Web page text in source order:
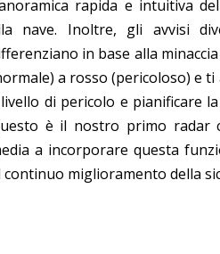
rapida e intuitiva
nave. Inoltre, gli avvisi
in base alla
a rosso (pericoloso) e
di pericolo e pianificare
è il nostro primo radar
a incorporare questa
continuo miglioramento della